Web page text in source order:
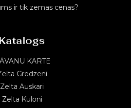
ir tik zemas cenas?
Katalogs
KARTE
Gredzeni
Zelta Auskari
Zelta Kuloni